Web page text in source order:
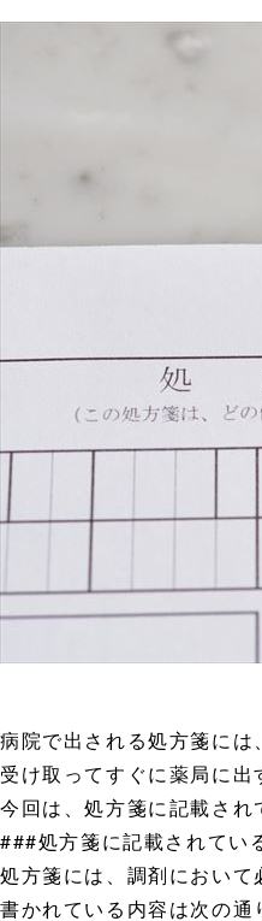
病院で出される処方箋には
受け取ってすぐに薬局に出
今回は、処方箋に記載され
###処方箋に記載されてい
処方箋には、調剤において
書かれている内容は次の通